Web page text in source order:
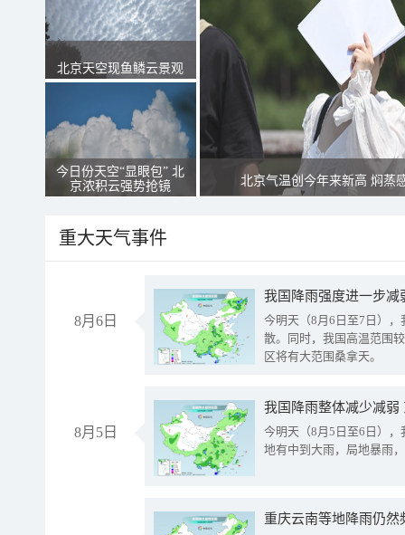
北京天空现鱼鳞云景观
今日份天空“显眼包” 北
京浓积云强势抢镜
北京气温创今年来新高 焖蒸
重大天气事件
8月6日
今明天（8月6日至7日）
散。同时，我国高温范围
区将有大范围桑拿天。
8月5日
我国降雨整体减少减弱
今明天（8月5日至6日）
地有中到大雨，局地暴雨
重庆云南等地降雨仍然